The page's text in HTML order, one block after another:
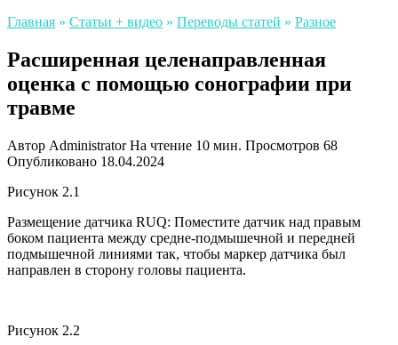
Главная » Статьи + видео » Переводы статей » Разное
Расширенная целенаправленная
оценка с помощью сонографии при
травме
Автор Administrator На чтение 10 мин. Просмотров 68
Опубликовано 18.04.2024
Рисунок 2.1
Размещение датчика RUQ: Поместите датчик над правым
боком пациента между средне-подмышечной и передней
подмышечной линиями так, чтобы маркер датчика был
направлен в сторону головы пациента.
Рисунок 2.2